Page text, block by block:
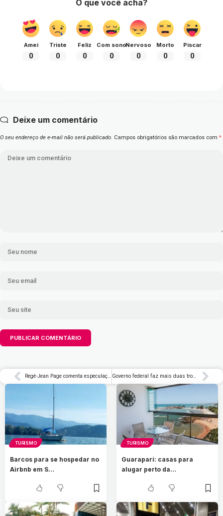
O que você acha?
Amei
0
Triste
0
Feliz
0
Com sono
0
Nervoso
0
Morto
0
Piscar
0
Deixe um comentário
O seu endereço de e-mail não será publicado. Campos obrigatórios são marcados com *
Regé-Jean Page comenta especulações sobre ser o próximo James Bond: ‘Não é normal’ – Rolling Stone Brasil Governo federal faz mais duas trocas em ministérios antes das eleições
TURISMO
Barcos para se hospedar no
Airbnb em S…
TURISMO
Guarapari: casas para
alugar perto da…